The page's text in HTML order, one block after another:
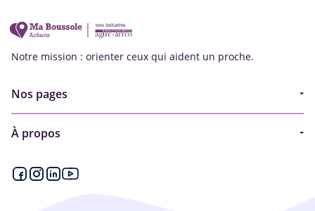
Notre mission : orienter ceux qui aident un proche.
Nos pages
Aides financières et congés
À propos
Qui sommes-nous ?